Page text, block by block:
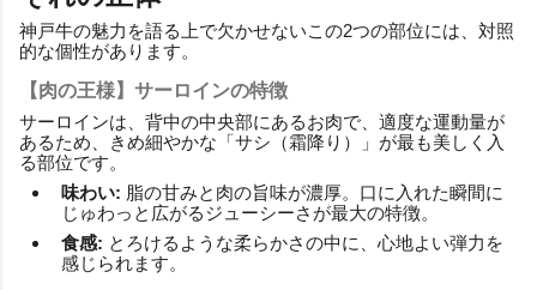
神戸牛の魅力を語る上で欠かせないこの2つの部位には、対照
的な個性があります。
【肉の王様】サーロインの特徴
サーロインは、背中の中央部にあるお肉で、適度な運動量が
あるため、きめ細やかな「サシ（霜降り）」が最も美しく入
る部位です。
味わい: 脂の甘みと肉の旨味が濃厚。口に入れた瞬間に
じゅわっと広がるジューシーさが最大の特徴。
食感: とろけるような柔らかさの中に、心地よい弾力を
感じられます。